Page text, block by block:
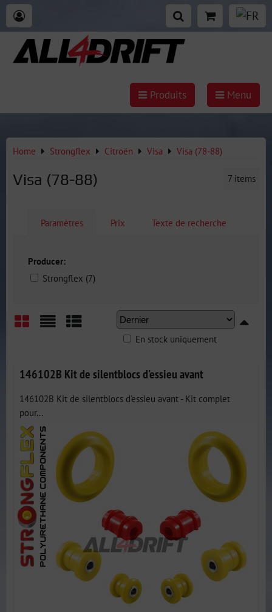
Produits Menu
Home Strongflex Citroën Visa Visa (78-88)
Visa (78-88) 7 items
Paramètres Prix Texte de recherche
Producer:
Strongflex (7)
En stock uniquement
146102B Kit de silentblocs d'essieu avant
146102B Kit de silentblocs d'essieu avant - Kit complet
pour...